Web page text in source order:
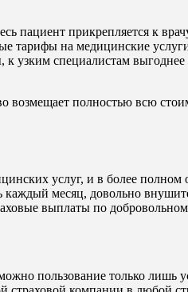
прикрепляется к
тарифы на медицинские
узким специалистам
полностью всю
услуг, и в более
месяц, довольно
выплаты по
пользование только лишь